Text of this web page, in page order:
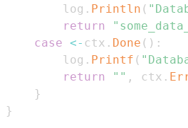
		log
. Println (
return
case <- ctx . Done ( ) :
		log
. Printf (
return
"" , ctx .
}
}